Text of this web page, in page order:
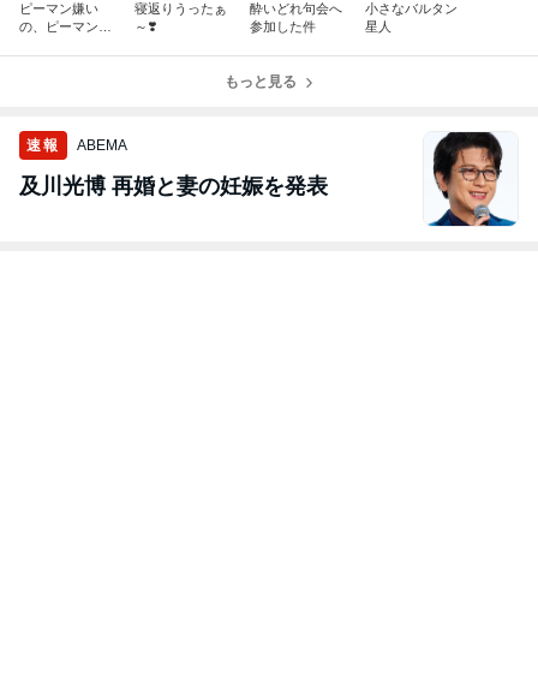
ピーマン嫌い
の、ピーマンの
寝返りうったぁ
～❣️
酔いどれ句会へ
参加した件
小さなバルタン
星人
もっと見る
速報 ABEMA
及川光博 再婚と妻の妊娠を発表